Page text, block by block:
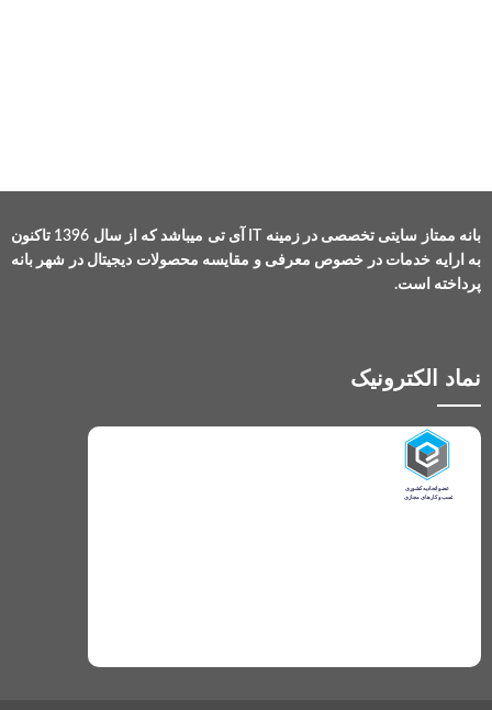
بانه ممتاز سایتی تخصصی در زمینه IT آی تی میباشد که از سال 1396 تاکنون
به ارایه خدمات در خصوص معرفی و مقایسه محصولات دیجیتال در شهر بانه
پرداخته است.
نماد الکترونیک